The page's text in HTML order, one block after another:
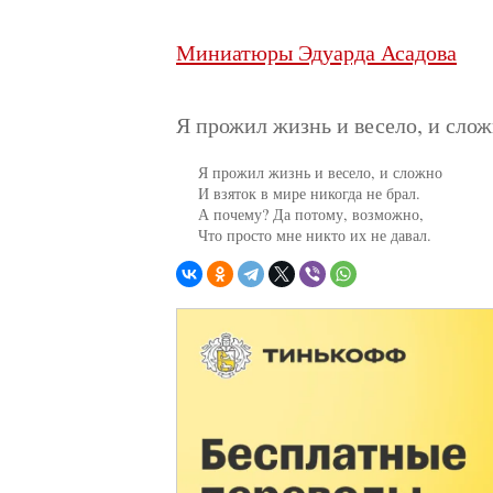
Миниатюры Эдуарда Асадова
Я прожил жизнь и весело, и
     Я прожил жизнь и весело, и сложно
     И взяток в мире никогда не брал.
     А почему? Да потому, возможно,
     Что просто мне никто их не давал.